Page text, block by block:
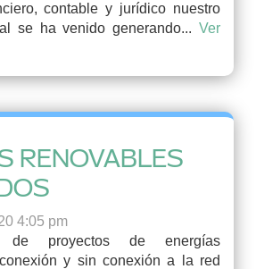
contable y jurídico nuestro
se ha venido generando... Ver
RENOVABLES
4:05 pm
de proyectos de energías
y sin conexión a la red